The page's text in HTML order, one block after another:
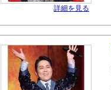
詳細を見る